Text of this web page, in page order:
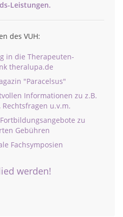
Leistungen.
des VUH:
in die Therapeuten-
theralupa.de
"Paracelsus"
Informationen zu z.B.
Rechtsfragen u.v.m.
zu
Gebühren
Fachsymposien
werden!